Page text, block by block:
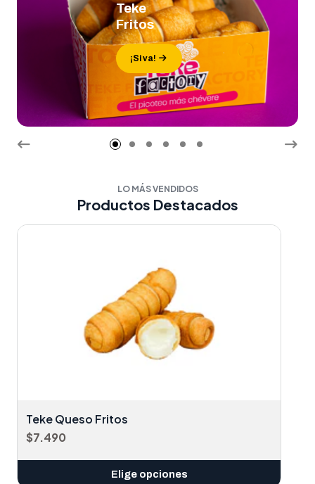
Teke
Fritos
¡Si va!
LO MÁS VENDIDOS
Productos Destacados
Teke Queso Fritos
$7.490
Elige opciones